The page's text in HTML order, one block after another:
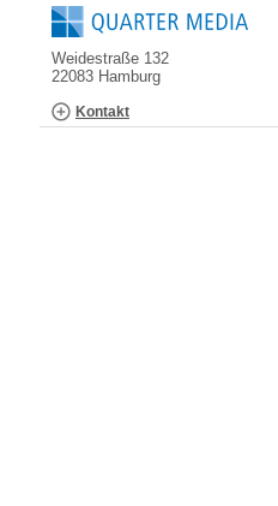
Weidestraße 132
22083 Hamburg
Kontakt